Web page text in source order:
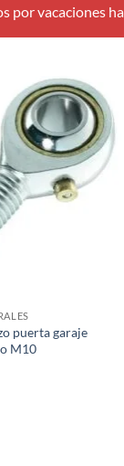
por vacaciones
puerta garaje
M10